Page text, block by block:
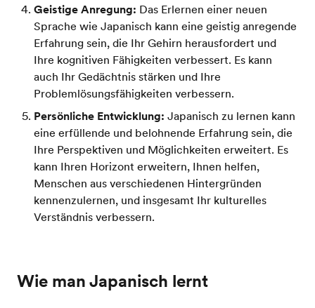
Geistige Anregung: Das Erlernen einer neuen
Sprache wie Japanisch kann eine geistig anregende
Erfahrung sein, die Ihr Gehirn herausfordert und
Ihre kognitiven Fähigkeiten verbessert. Es kann
auch Ihr Gedächtnis stärken und Ihre
Problemlösungsfähigkeiten verbessern.
Persönliche Entwicklung: Japanisch zu lernen kann
eine erfüllende und belohnende Erfahrung sein, die
Ihre Perspektiven und Möglichkeiten erweitert. Es
kann Ihren Horizont erweitern, Ihnen helfen,
Menschen aus verschiedenen Hintergründen
kennenzulernen, und insgesamt Ihr kulturelles
Verständnis verbessern.
Wie man Japanisch lernt